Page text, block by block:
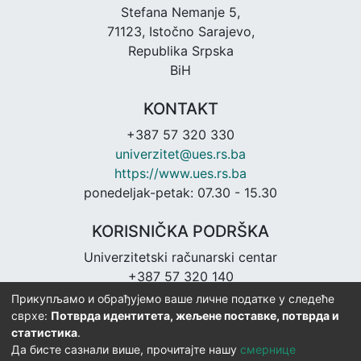
Stefana Nemanje 5,
71123, Istočno Sarajevo,
Republika Srpska
BiH
KONTAKT
+387 57 320 330
univerzitet@ues.rs.ba
https://www.ues.rs.ba
ponedeljak-petak: 07.30 - 15.30
KORISNIČKA PODRŠKA
Univerzitetski računarski centar
+387 57 320 140
urc@ues.rs.ba
https://urc.ues.rs.ba
Прикупљамо и обрађујемо ваше личне податке у следеће
сврхе: Потврда идентитета, жељене поставке, потврда и
статистика.
Да бисте сазнали више, прочитајте нашу смернице